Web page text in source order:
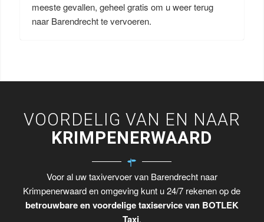
meeste gevallen, geheel gratis om u weer terug
naar Barendrecht te vervoeren.
VOORDELIG VAN EN NAAR
KRIMPENERWAARD
Voor al uw taxivervoer van Barendrecht naar
Krimpenerwaard en omgeving kunt u 24/7 rekenen op de
betrouwbare en voordelige taxiservice van BOTLEK
Taxi.